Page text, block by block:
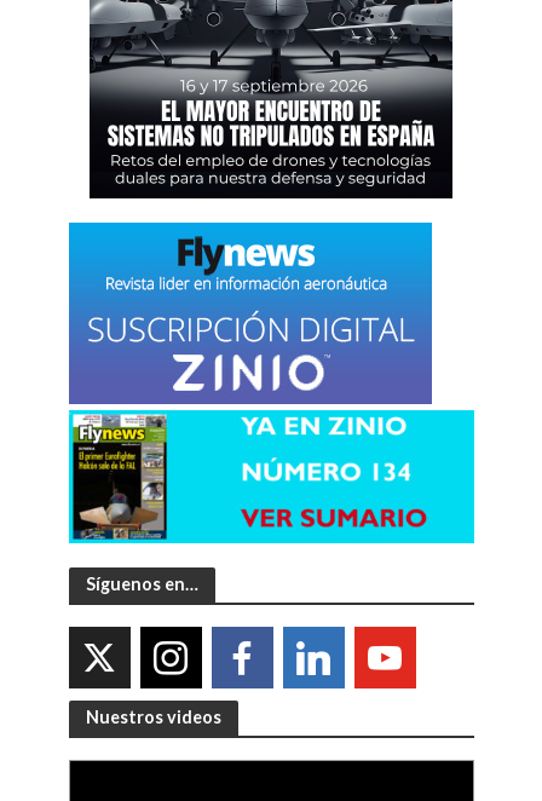
Síguenos en…
Nuestros videos